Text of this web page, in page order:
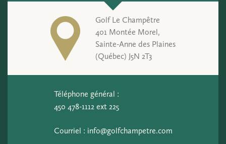
Golf Le Champêtre
401 Montée Morel,
Sainte-Anne des Plaines
(Québec) J5N 2T3
Téléphone général :
450 478-1112 ext 225
Courriel : info@golfchampetre.com